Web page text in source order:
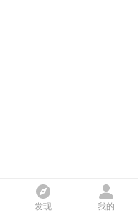
发现 我的